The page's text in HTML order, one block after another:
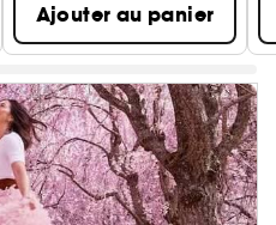
Ajouter au panier